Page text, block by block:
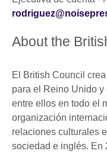
About the
El British Council
para el Reino Unido y
entre ellos en todo el
organización
relaciones culturales
sociedad e inglés. En